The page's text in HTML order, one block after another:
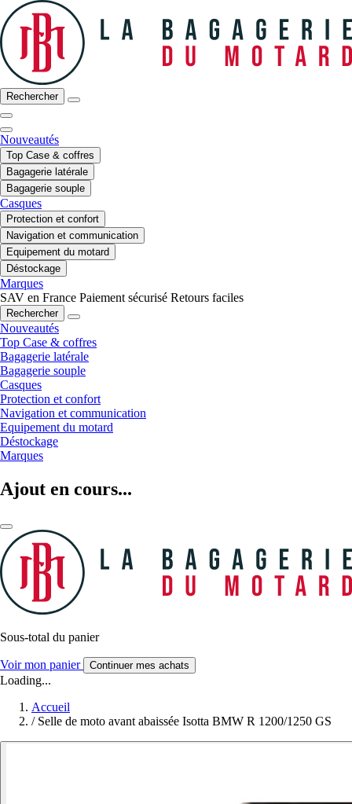
Rechercher
Nouveautés
Top Case & coffres
Bagagerie latérale
Bagagerie souple
Casques
Protection et confort
Navigation et communication
Equipement du motard
Déstockage
Marques
SAV en France Paiement sécurisé Retours faciles
Rechercher
Nouveautés
Top Case & coffres
Bagagerie latérale
Bagagerie souple
Casques
Protection et confort
Navigation et communication
Equipement du motard
Déstockage
Marques
Ajout en cours...
Sous-total du panier
Voir mon panier Continuer mes achats
Loading...
Accueil
/ Selle de moto avant abaissée Isotta BMW R 1200/1250 GS